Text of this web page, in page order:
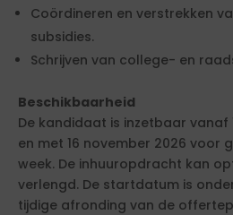
Coördineren en verstrekken
subsidies.
Schrijven van college- en
Beschikbaarheid
De kandidaat is inzetbaar vanaf
en met 16 november 2026 voor
week. De inhuuropdracht kan
verlengd. De startdatum is
tijdige afronding van de